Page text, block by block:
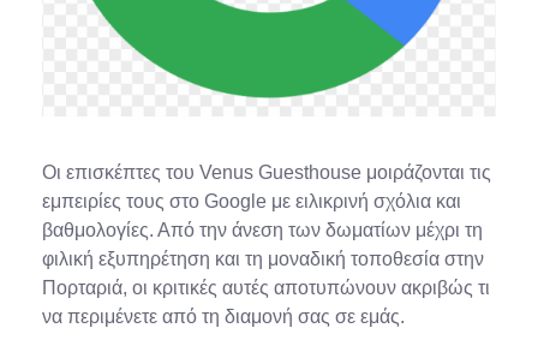
Οι επισκέπτες του Venus Guesthouse μοιράζονται τις
εμπειρίες τους στο Google με ειλικρινή σχόλια και
βαθμολογίες. Από την άνεση των δωματίων μέχρι τη
φιλική εξυπηρέτηση και τη μοναδική τοποθεσία στην
Πορταριά, οι κριτικές αυτές αποτυπώνουν ακριβώς τι
να περιμένετε από τη διαμονή σας σε εμάς.